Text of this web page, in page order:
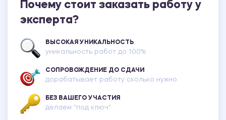
Почему стоит заказать работу у
эксперта?
ВЫСОКАЯ УНИКАЛЬНОСТЬ
уникальность работ до 100%
СОПРОВОЖДЕНИЕ ДО СДАЧИ
дорабатывает работу сколько нужно
БЕЗ ВАШЕГО УЧАСТИЯ
делаем "под ключ"